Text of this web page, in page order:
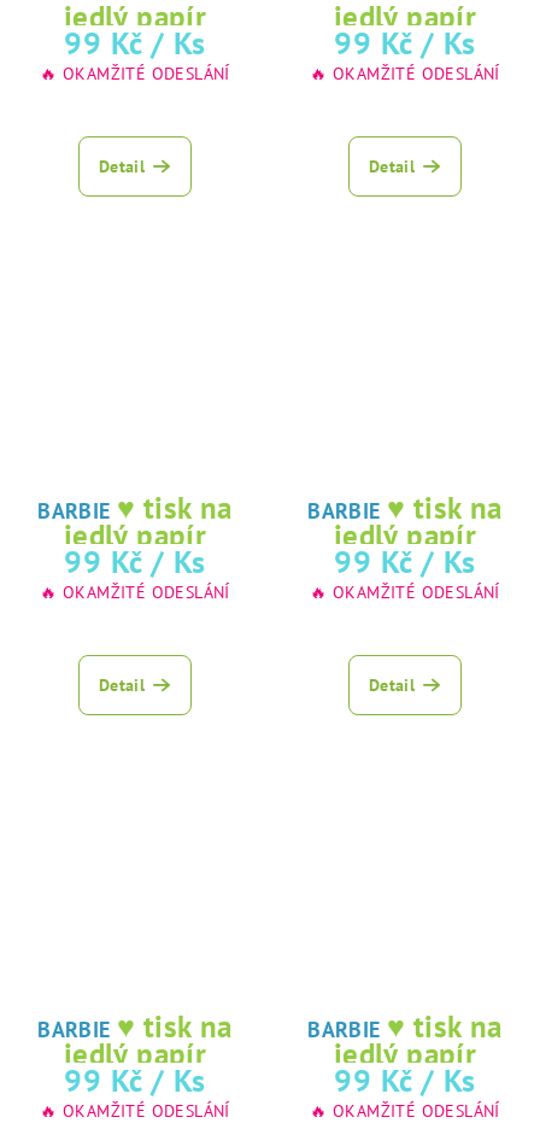
jedlý papír
99 Kč / Ks
🔥 OKAMŽITÉ ODESLÁNÍ
Detail
jedlý papír
99 Kč / Ks
🔥 OKAMŽITÉ ODESLÁNÍ
Detail
BARBIE ♥ tisk na
jedlý papír
99 Kč / Ks
🔥 OKAMŽITÉ ODESLÁNÍ
Detail
BARBIE ♥ tisk na
jedlý papír
99 Kč / Ks
🔥 OKAMŽITÉ ODESLÁNÍ
Detail
BARBIE ♥ tisk na
jedlý papír
99 Kč / Ks
🔥 OKAMŽITÉ ODESLÁNÍ
BARBIE ♥ tisk na
jedlý papír
99 Kč / Ks
🔥 OKAMŽITÉ ODESLÁNÍ